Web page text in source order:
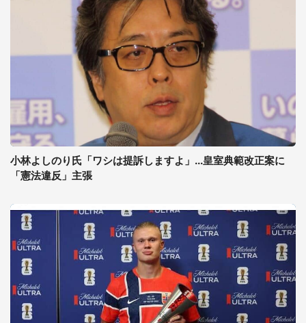
小林よしのり氏「ワシは提訴しますよ」...皇室典範改正案に
「憲法違反」主張